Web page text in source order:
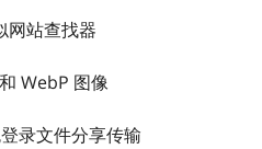
网站查找器
WebP 图像
录文件分享传输